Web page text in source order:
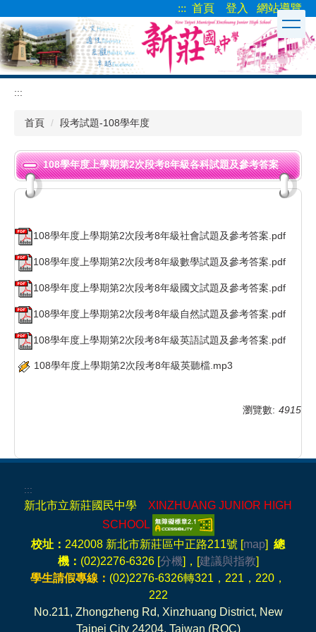
到
主
要
內
區
::: 首頁 登入 網站導覽
:::
首頁 段考試題-108學年度
108學年度上學期第2次段考8年級各科試題及參考答案
108學年度上學期第2次段考8年級社會試題及參考答案.pdf
108學年度上學期第2次段考8年級數學試題及參考答案.pdf
108學年度上學期第2次段考8年級國文試題及參考答案.pdf
108學年度上學期第2次段考8年級自然試題及參考答案.pdf
108學年度上學期第2次段考8年級英語試題及參考答案.pdf
108學年度上學期第2次段考8年級英聽檔.mp3
瀏覽數: 4915
:::
新北市立新莊國民中學
XINZHUANG JUNIOR HIGH
SCHOOL
校址： 242008 新北市新莊區中正路211號 [map] 總
機： (02)2276-6326 [分機]，[建議與指教]
學生請假專線： (02)2276-6326轉321，221，220，
222
No.211, Zhongzheng Rd, Xinzhuang District, New
Taipei City 24204, Taiwan (ROC)